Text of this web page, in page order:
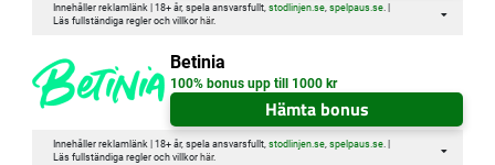
Innehåller reklamlänk | 18+ år, spela ansvarsfullt, stodlinjen.se, spelpaus.se. |
Läs fullständiga regler och villkor här.
Betinia
100% bonus upp till 1000 kr
Hämta bonus
Innehåller reklamlänk | 18+ år, spela ansvarsfullt, stodlinjen.se, spelpaus.se. |
Läs fullständiga regler och villkor här.